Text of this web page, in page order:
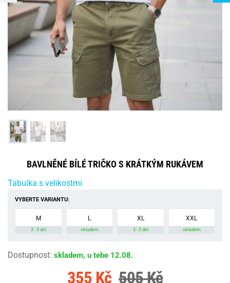
BAVLNĚNÉ BÍLÉ TRIČKO S KRÁTKÝM RUKÁVEM
Tabulka s velikostmi
VYBERTE VARIANTU:
M
3 - 5 dní
L
skladem
XL
3 - 5 dní
XXL
skladem
Dostupnost: skladem, u tebe 12.08.
355 Kč 505 Kč